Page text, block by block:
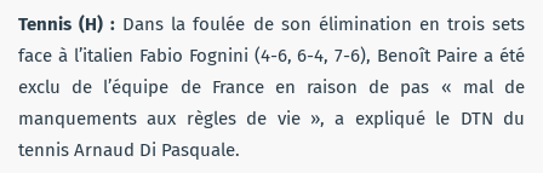
Tennis (H) : Dans la foulée de son élimination en trois sets
face à l’italien Fabio Fognini (4-6, 6-4, 7-6), Benoît Paire a été
exclu de l’équipe de France en raison de pas « mal de
manquements aux règles de vie », a expliqué le DTN du
tennis Arnaud Di Pasquale.